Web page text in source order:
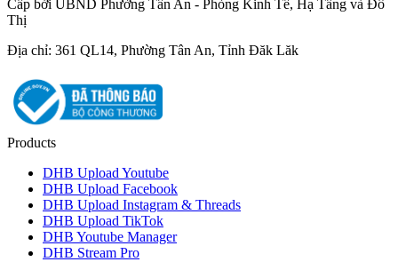
Cấp bởi UBND Phường Tân An - Phòng Kinh Tế, Hạ Tầng và Đô
Thị
Địa chỉ: 361 QL14, Phường Tân An, Tỉnh Đăk Lăk
Products
DHB Upload Youtube
DHB Upload Facebook
DHB Upload Instagram & Threads
DHB Upload TikTok
DHB Youtube Manager
DHB Stream Pro